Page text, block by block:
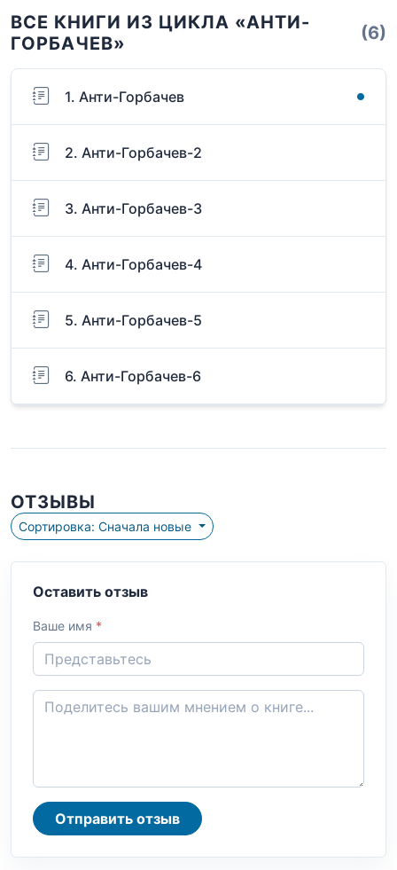
ВСЕ КНИГИ ИЗ ЦИКЛА «АНТИ-
ГОРБАЧЕВ»
(6)
1. Анти-Горбачев
2. Анти-Горбачев-2
3. Анти-Горбачев-3
4. Анти-Горбачев-4
5. Анти-Горбачев-5
6. Анти-Горбачев-6
ОТЗЫВЫ
Сортировка: Сначала новые
Оставить отзыв
Ваше имя *
Отправить отзыв